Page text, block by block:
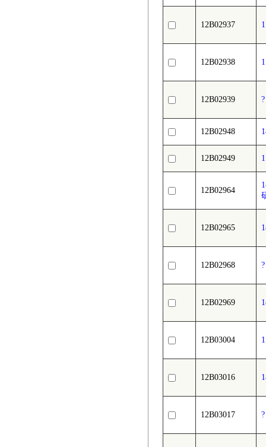
12B02937
12B02938
12B02939
12B02948
12B02949
12B02964
12B02965
12B02968
12B02969
12B03004
12B03016
12B03017